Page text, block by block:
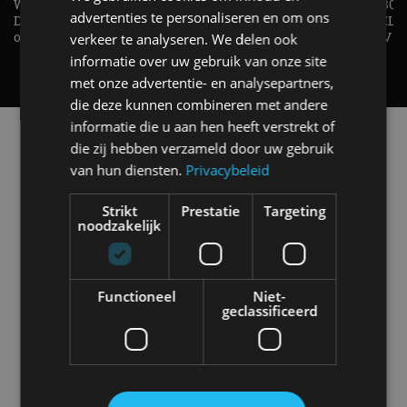
Welke elektrische auto past bij jou?
De EV Experience geeft antwoord
op je vraag! - AutoRAI TV
1.500 KG Trekgewicht & 380
elektrische pk's, maar
AUTO is het? - AutoRAI TV
Alle automerken
Selecteer een merk voor meer informatie, modellen
en alle nieuwsberichten
Abarth Aiways Alfa Romeo Alpine
Aston Martin Audi Bentley BMW
advertenties te personaliseren en om ons
verkeer te analyseren. We delen ook
informatie over uw gebruik van onze site
met onze advertentie- en analysepartners,
die deze kunnen combineren met andere
informatie die u aan hen heeft verstrekt of
die zij hebben verzameld door uw gebruik
van hun diensten. Privacybeleid
Strikt
noodzakelijk
Prestatie Targeting
Functioneel
Niet-
geclassificeerd